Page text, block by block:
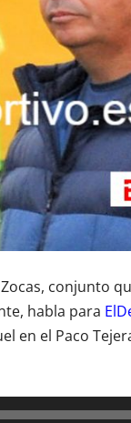
conjunto
habla para
en el Paco